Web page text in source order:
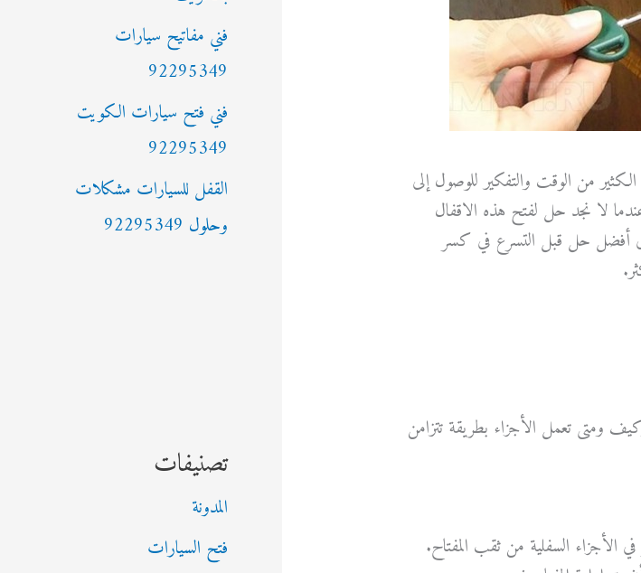
من الوقت والتفكير للوصول إلى
لا نجد حل لفتح هذه الاقفال
أفضل حل قبل التسرع في كسر
ومتى تعمل الأجزاء بطريقة تتزامن
الأجزاء السفلية من ثقب المفتاح.
فني مفاتيح سيارات
92295349
فني فتح سيارات الكويت
92295349
القفل للسيارات مشكلات
وحلول 92295349
تصنيفات
المدونة
فتح السيارات